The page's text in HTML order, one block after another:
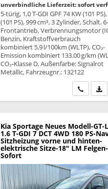
unverbindliche Lieferzeit: sofort
5-türig, 1,0 T-GDI GPF 74 KW (101
(101 PS), 999 cm³, 3 Zylinder, Schalt.
Frontantrieb, Verbrennungsmotor
Benzin, Kraftstoffverbrauch
kombiniert 5,9 l/100km (WLTP), CO₂-
Emission kombiniert 133.00 g/km
CO₂-Klasse D, Außenfarbe: Signalrot
Metallic, Fahrzeugnr.: 132122
Wir
Kia Sportage Neues Modell-GT-
1.6 T-GDI 7 DCT 4WD 180 PS-
Sitzheizung vorne und hinten-
elektrische Sitze-18" LM Felgen-
Sofort